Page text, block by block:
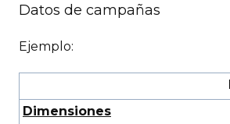
Datos de campañas
Ejemplo:
Dimensiones